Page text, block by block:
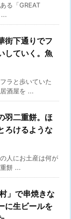
る「GREAT
街下通りでフ
していく。魚
ラと歩いていた
酒屋を ...
羽二重餅。ほ
ろけるような
人にお土産は何が
餅 ...
」で串焼きな
に生ビールを